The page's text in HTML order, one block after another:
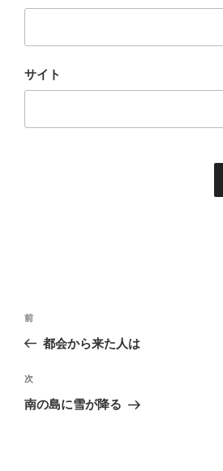
サイト
投
ビ
ゲ
過
去
投
稿
前
都会から来た人は
次
の
次
南の島に雪が降る